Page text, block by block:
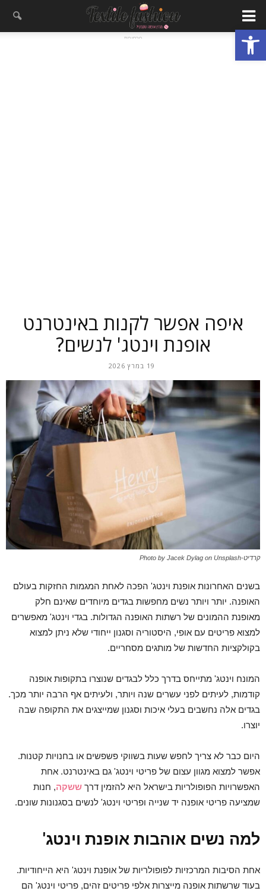
פתח סרגל נגישות - פרסומת -
איפה אפשר לקנות באינטרנט
אופנת וינטג' לנשים?
19 במרץ 2026
קרדיט-Photo by Jacek Dylag on Unsplash
בשנים האחרונות אופנת וינטג' הפכה לאחת המגמות החזקות בעולם
האופנה. יותר ויותר נשים מחפשות בגדים מיוחדים שאינם חלק
מאופנת ההמונים של רשתות האופנה הגדולות. בגדי וינטג' מאפשרים
למצוא פריטים עם אופי, היסטוריה וסגנון ייחודי שלא ניתן למצוא
בקולקציות החדשות של מותגים מסחריים.
המונח וינטג' מתייחס בדרך כלל לבגדים שנוצרו בתקופות אופנה
קודמות, לעיתים לפני עשרים שנה ויותר, ולעיתים אף הרבה יותר מכך.
בגדים אלה נחשבים בעלי איכות וסגנון שמייצגים את התקופה שבה
יוצרו.
היום כבר לא צריך לחפש שעות בשווקי פשפשים או בחנויות קטנות.
אפשר למצוא מגוון עצום של פריטי וינטג' גם באינטרנט. אחת
האפשרויות הפופולריות בישראל היא להזמין דרך ששקה, חנות
שמציעה פריטי אופנה יד שנייה ופריטי וינטג' לנשים בסגנונות שונים.
למה נשים אוהבות אופנת וינטג'
אחת הסיבות המרכזיות לפופולריות של אופנת וינטג' היא הייחודיות.
בעוד שרשתות אופנה מייצרות אלפי פריטים זהים, פריטי וינטג' הם